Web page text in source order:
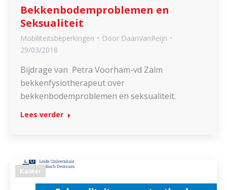
Bekkenbodemproblemen en
Seksualiteit
Mobiliteitsbeperkingen Door DaanVanReijn
29/03/2018
Bijdrage van Petra Voorham-vd Zalm
bekkenfysiotherapeut over
bekkenbodemproblemen en seksualiteit.
Lees verder
Kanker